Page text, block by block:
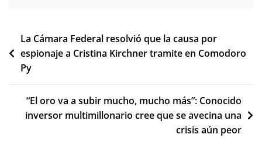
Navegación
de
entradas
La Cámara Federal resolvió que la causa por
espionaje a Cristina Kirchner tramite en Comodoro
Py
“El oro va a subir mucho, mucho más”: Conocido
inversor multimillonario cree que se avecina una
crisis aún peor